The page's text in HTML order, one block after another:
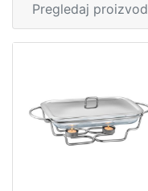
Pregledaj proizvod